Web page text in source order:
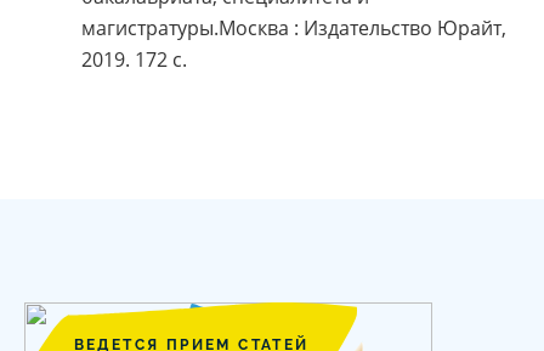
магистратуры.Москва : Издательство Юрайт,
2019. 172 с.
ВЕДЕТСЯ ПРИЕМ СТАТЕЙ